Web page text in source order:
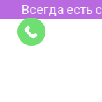
Всегда есть